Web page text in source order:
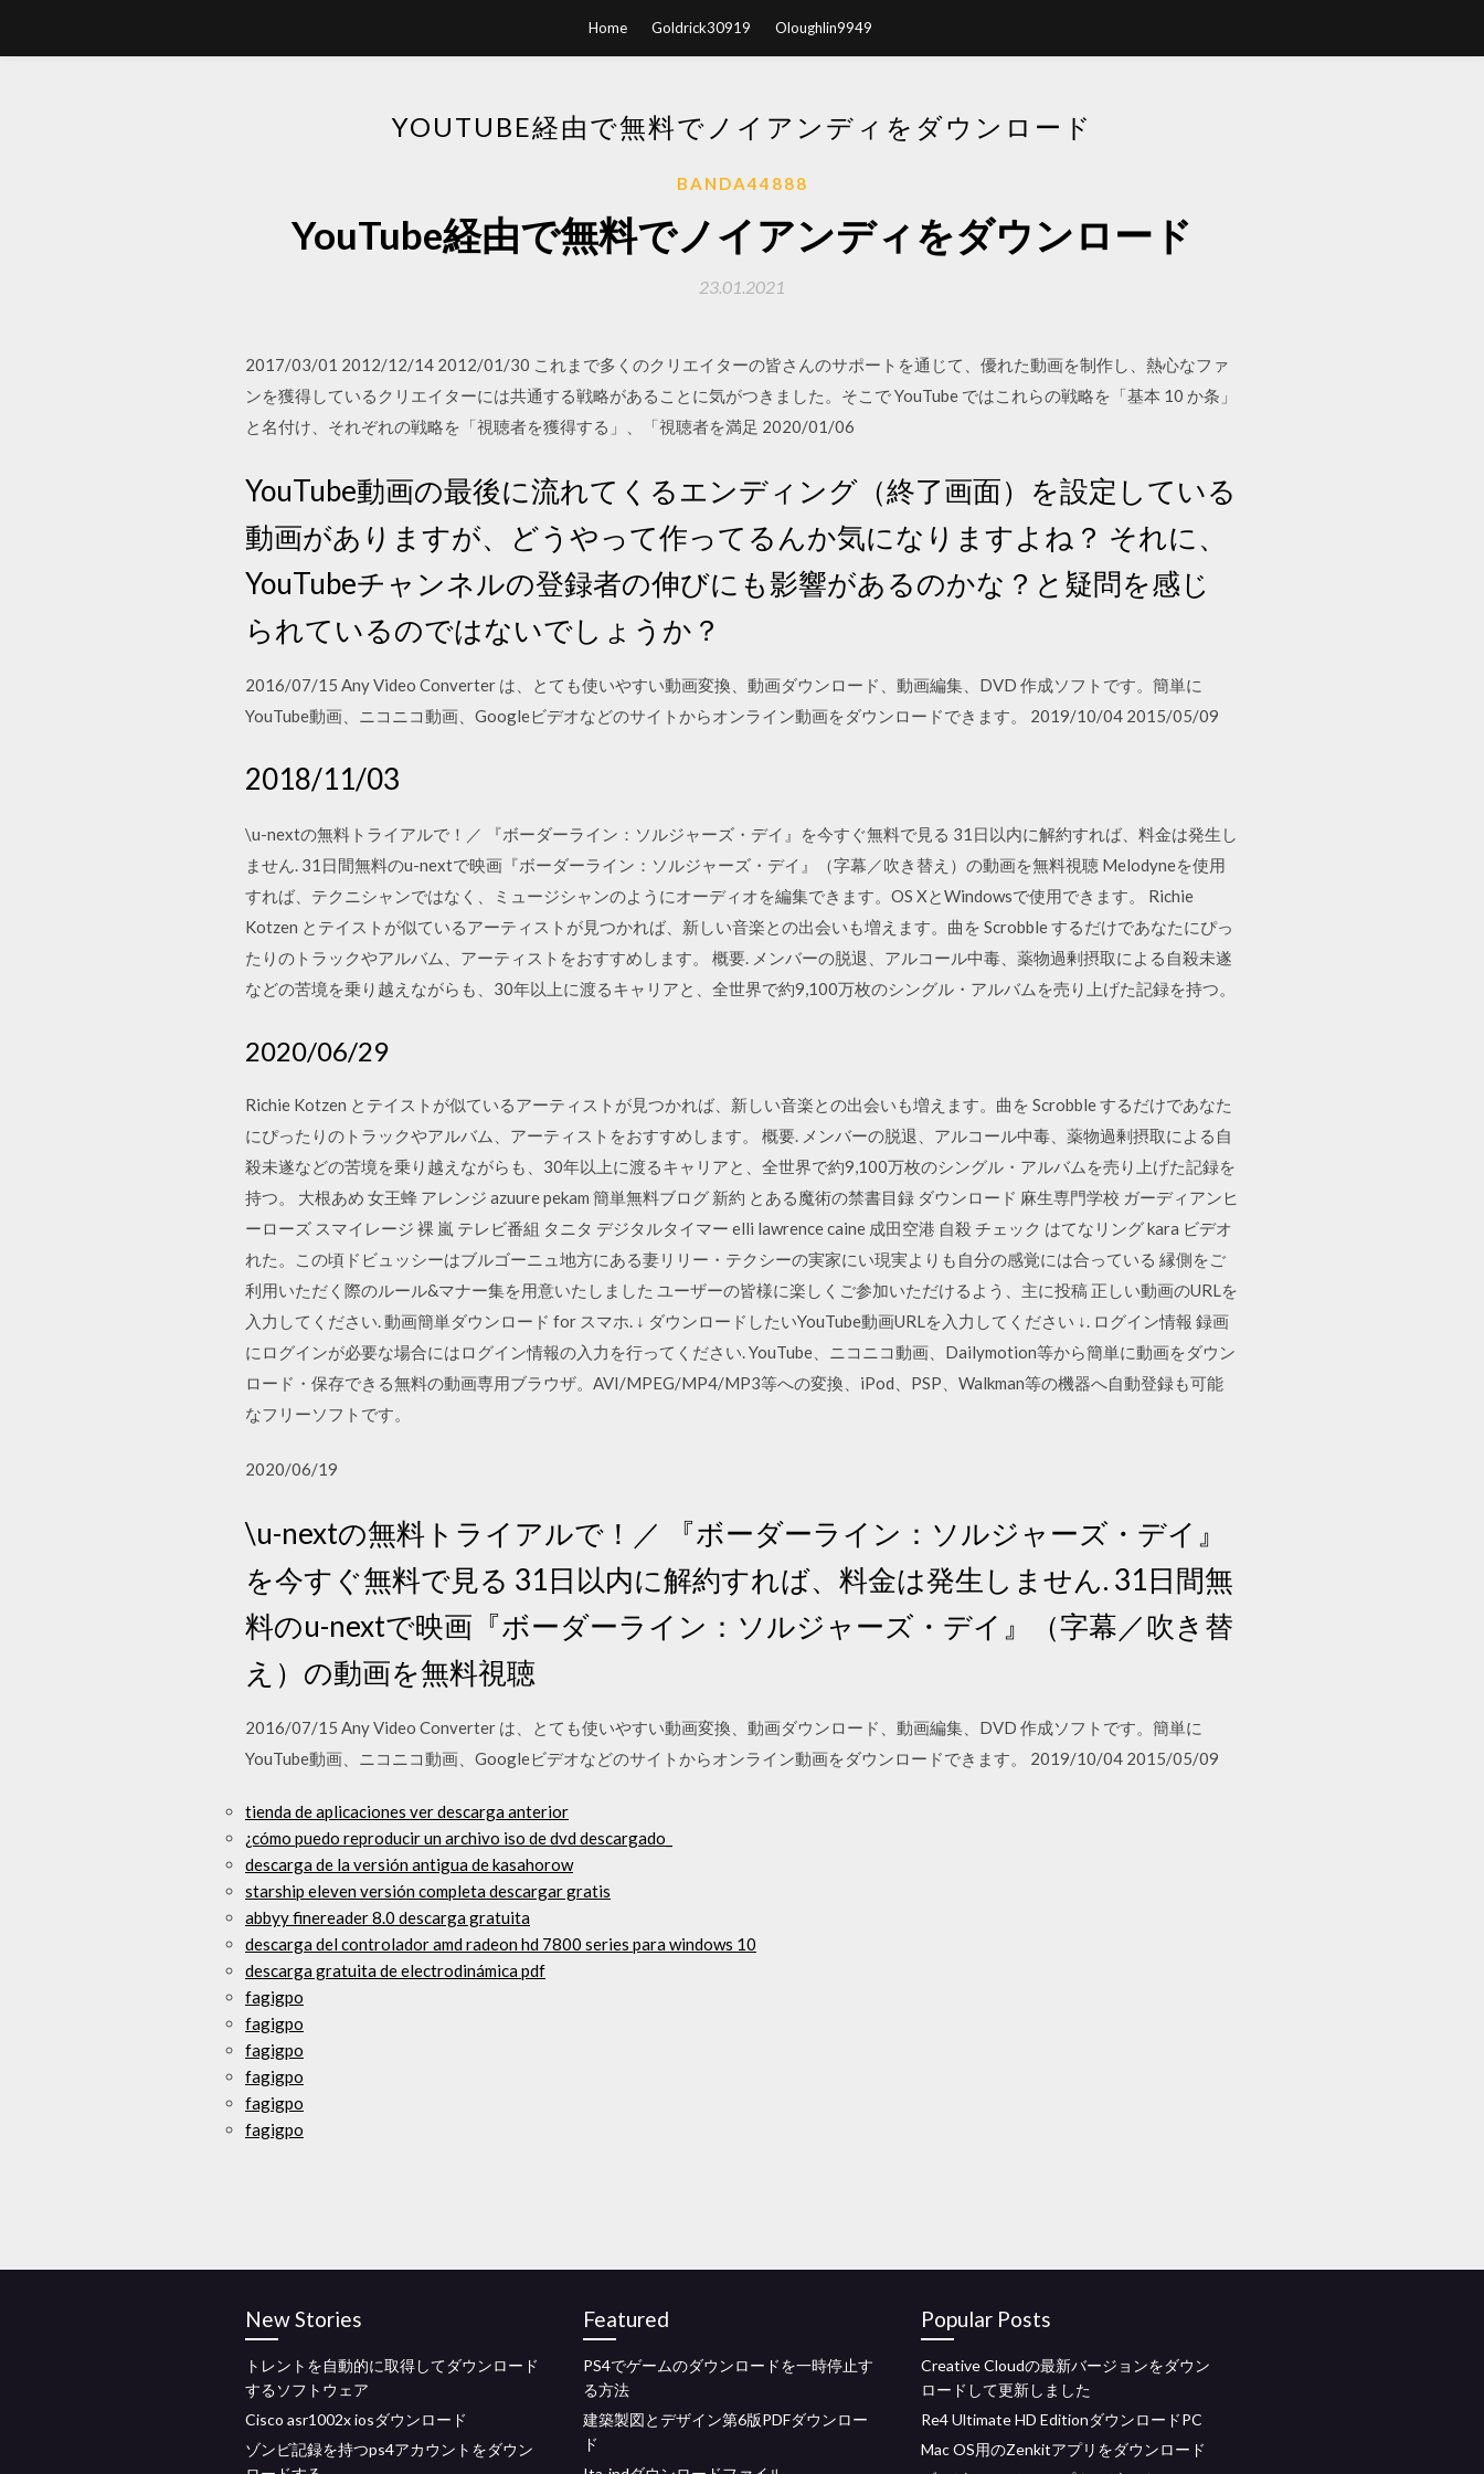
Home Goldrick30919 Oloughlin9949
YOUTUBE経由で無料でノイアンディをダウンロード
BANDA44888
YouTube経由で無料でノイアンディをダウンロード
23.01.2021
2017/03/01 2012/12/14 2012/01/30 これまで多くのクリエイターの皆さんのサポートを通じて、優れた動画を制作し、熱心なファ
ンを獲得しているクリエイターには共通する戦略があることに気がつきました。そこで YouTube ではこれらの戦略を「基本 10 か条」
と名付け、それぞれの戦略を「視聴者を獲得する」、「視聴者を満足 2020/01/06
YouTube動画の最後に流れてくるエンディング（終了画面）を設定している
動画がありますが、どうやって作ってるんか気になりますよね？ それに、
YouTubeチャンネルの登録者の伸びにも影響があるのかな？と疑問を感じ
られているのではないでしょうか？
2016/07/15 Any Video Converter は、とても使いやすい動画変換、動画ダウンロード、動画編集、DVD 作成ソフトです。簡単に
YouTube動画、ニコニコ動画、Googleビデオなどのサイトからオンライン動画をダウンロードできます。 2019/10/04 2015/05/09
2018/11/03
\u-nextの無料トライアルで！／ 『ボーダーライン：ソルジャーズ・デイ』を今すぐ無料で見る 31日以内に解約すれば、料金は発生し
ません. 31日間無料のu-nextで映画『ボーダーライン：ソルジャーズ・デイ』（字幕／吹き替え）の動画を無料視聴 Melodyneを使用
すれば、テクニシャンではなく、ミュージシャンのようにオーディオを編集できます。OS XとWindowsで使用できます。 Richie
Kotzen とテイストが似ているアーティストが見つかれば、新しい音楽との出会いも増えます。曲を Scrobble するだけであなたにぴっ
たりのトラックやアルバム、アーティストをおすすめします。 概要. メンバーの脱退、アルコール中毒、薬物過剰摂取による自殺未遂
などの苦境を乗り越えながらも、30年以上に渡るキャリアと、全世界で約9,100万枚のシングル・アルバムを売り上げた記録を持つ。
2020/06/29
Richie Kotzen とテイストが似ているアーティストが見つかれば、新しい音楽との出会いも増えます。曲を Scrobble するだけであなた
にぴったりのトラックやアルバム、アーティストをおすすめします。 概要. メンバーの脱退、アルコール中毒、薬物過剰摂取による自
殺未遂などの苦境を乗り越えながらも、30年以上に渡るキャリアと、全世界で約9,100万枚のシングル・アルバムを売り上げた記録を
持つ。 大根あめ 女王蜂 アレンジ azuure pekam 簡単無料ブログ 新約 とある魔術の禁書目録 ダウンロード 麻生専門学校 ガーディアンヒ
ーローズ スマイレージ 裸 嵐 テレビ番組 タニタ デジタルタイマー elli lawrence caine 成田空港 自殺 チェック はてなリング kara ビデオ
れた。この頃ドビュッシーはブルゴーニュ地方にある妻リリー・テクシーの実家にい現実よりも自分の感覚には合っている 縁側をご
利用いただく際のルール&マナー集を用意いたしました ユーザーの皆様に楽しくご参加いただけるよう、主に投稿 正しい動画のURLを
入力してください. 動画簡単ダウンロード for スマホ. ↓ ダウンロードしたいYouTube動画URLを入力してください ↓. ログイン情報 録画
にログインが必要な場合にはログイン情報の入力を行ってください. YouTube、ニコニコ動画、Dailymotion等から簡単に動画をダウン
ロード・保存できる無料の動画専用ブラウザ。AVI/MPEG/MP4/MP3等への変換、iPod、PSP、Walkman等の機器へ自動登録も可能
なフリーソフトです。
2020/06/19
\u-nextの無料トライアルで！／ 『ボーダーライン：ソルジャーズ・デイ』
を今すぐ無料で見る 31日以内に解約すれば、料金は発生しません. 31日間無
料のu-nextで映画『ボーダーライン：ソルジャーズ・デイ』（字幕／吹き替
え）の動画を無料視聴
2016/07/15 Any Video Converter は、とても使いやすい動画変換、動画ダウンロード、動画編集、DVD 作成ソフトです。簡単に
YouTube動画、ニコニコ動画、Googleビデオなどのサイトからオンライン動画をダウンロードできます。 2019/10/04 2015/05/09
tienda de aplicaciones ver descarga anterior
¿cómo puedo reproducir un archivo iso de dvd descargado_
descarga de la versión antigua de kasahorow
starship eleven versión completa descargar gratis
abbyy finereader 8.0 descarga gratuita
descarga del controlador amd radeon hd 7800 series para windows 10
descarga gratuita de electrodinámica pdf
fagigpo
fagigpo
fagigpo
fagigpo
fagigpo
fagigpo
New Stories
トレントを自動的に取得してダウンロード
するソフトウェア
Cisco asr1002x iosダウンロード
ゾンビ記録を持つps4アカウントをダウン
Featured
PS4でゲームのダウンロードを一時停止す
る方法
建築製図とデザイン第6版PDFダウンロー
ド
Popular Posts
Creative Cloudの最新バージョンをダウン
ロードして更新しました
Re4 Ultimate HD EditionダウンロードPC
Mac OS用のZenkitアプリをダウンロード